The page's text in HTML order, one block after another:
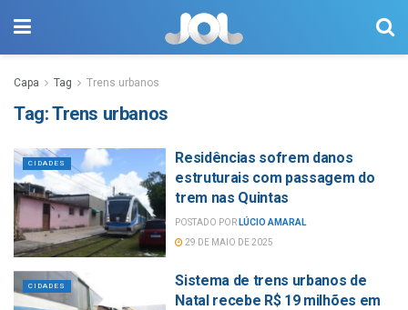
Capa Tag Trens urbanos
Tag:Trens urbanos
CIDADES
Residências sofrem danos
estruturais com passagem do
trem nas Quintas
POSTADO POR LÚCIO AMARAL
29 DE MAIO DE 2025
CIDADES
Sistema de trens urbanos de
Natal recebe R$ 19 milhões em